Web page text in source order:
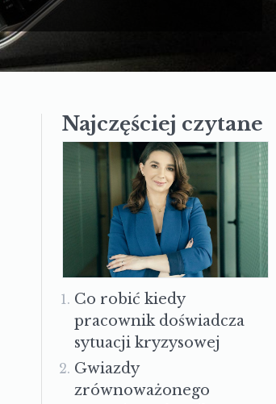
Najczęściej czytane
Co robić kiedy
pracownik doświadcza
sytuacji kryzysowej
Gwiazdy
zrównoważonego